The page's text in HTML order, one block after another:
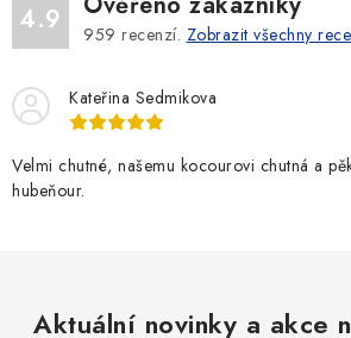
4.9 959 recenzí. Zobrazit všechny
Kateřina Sedmikova
Velmi chutné, našemu kocourovi chutná a
hubeňour.
Aktuální novinky a akce